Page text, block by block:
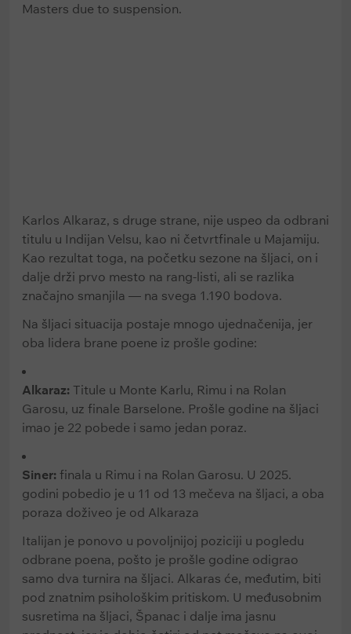
Masters due to suspension.
Karlos Alkaraz, s druge strane, nije uspeo da odbrani
titulu u Indijan Velsu, kao ni četvrtfinale u Majamiju.
Kao rezultat toga, na početku sezone na šljaci, on i
dalje drži prvo mesto na rang-listi, ali se razlika
značajno smanjila — na svega 1.190 bodova.
Na šljaci situacija postaje mnogo ujednačenija, jer
oba lidera brane poene iz prošle godine:
Alkaraz: Titule u Monte Karlu, Rimu i na Rolan
Garosu, uz finale Barselone. Prošle godine na šljaci
imao je 22 pobede i samo jedan poraz.
Siner: finala u Rimu i na Rolan Garosu. U 2025.
godini pobedio je u 11 od 13 mečeva na šljaci, a oba
poraza doživeo je od Alkaraza
Italijan je ponovo u povoljnijoj poziciji u pogledu
odbrane poena, pošto je prošle godine odigrao
samo dva turnira na šljaci. Alkaras će, međutim, biti
pod znatnim psihološkim pritiskom. U međusobnim
susretima na šljaci, Španac i dalje ima jasnu